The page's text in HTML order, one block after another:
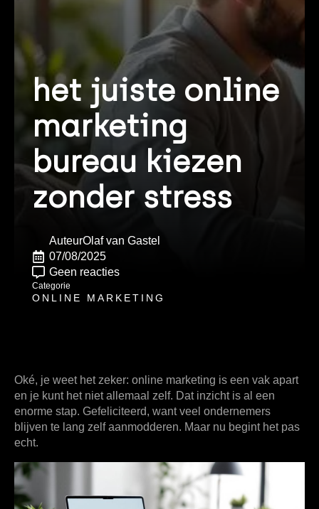
het juiste online
marketing
bureau kiezen
zonder stress
AuteurOlaf van Gastel
07/08/2025
Geen reacties
Categorie
ONLINE MARKETING
Oké, je weet het zeker: online marketing is een vak apart
en je kunt het niet allemaal zelf. Dat inzicht is al een
enorme stap. Gefeliciteerd, want veel ondernemers
blijven te lang zelf aanmodderen. Maar nu begint het pas
echt.